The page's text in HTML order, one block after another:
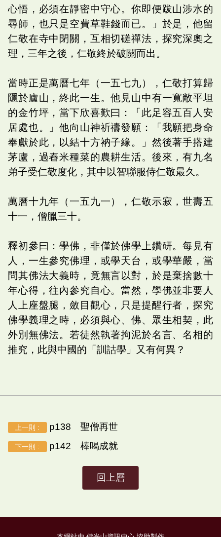
心悟，必須在靜密中守心。你即便跋山涉水的
尋師，也只是空費草鞋錢而已。」於是，他留
仁敬在寺中閉關，互相切磋禪法，探究深奧之
理，三年之後，仁敬終於破關而出。
當時正是萬曆七年（一五七九），仁敬打算歸
隱於廬山，終此一生。他見山中有一寬敞平坦
的金竹坪，當下欣喜歎曰：「此足容五百人安
居處也。」他向山神祈禱發願：「我願把身命
奉獻於此，以結十方衲子緣。」然後著手搭建
茅廬，過舂米種菜的農耕生活。後來，有九名
弟子受仁敬度化，其中以智聯服侍仁敬最久。
萬曆十九年（一五九一），仁敬示寂，世壽五
十一，僧臘三十。
釋初參曰：學佛，非僅於佛學上鑽研。每見有
人，一生參究佛理，或學天台，或學華嚴，當
問其佛法大義時，竟無言以對，於是棄捨數十
年心得，往內參究自心。當然，學佛並非要人
人上座盤腿，斂目觀心，只是提醒行者，探究
佛學義理之時，必須與心、佛、眾生相契，此
外別無佛法。若徒然執著拘泥於名言、名相的
推究，此與中國的「訓詁學」又有何異？
上一則 : p138 聖僧再世
下一則 : p142 棒喝成就
回上層